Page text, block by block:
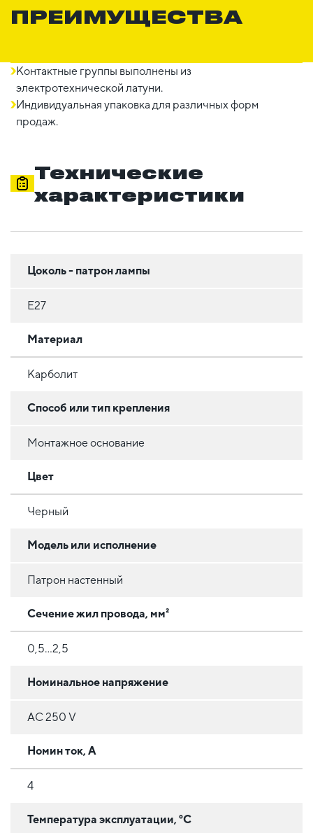
ПРЕИМУЩЕСТВА
Контактные группы выполнены из
электротехнической латуни.
Индивидуальная упаковка для различных форм
продаж.
Технические
характеристики
Цоколь - патрон лампы
E27
Материал
Карболит
Способ или тип крепления
Монтажное основание
Цвет
Черный
Модель или исполнение
Патрон настенный
Сечение жил провода, мм²
0,5...2,5
Номинальное напряжение
AC 250 V
Номин ток, А
4
Температура эксплуатации, °C